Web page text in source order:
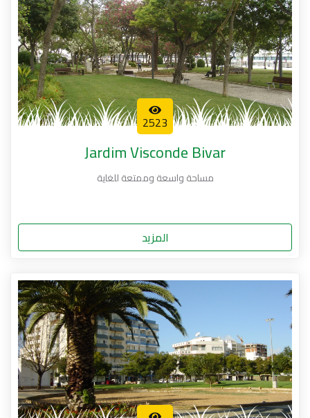
2523
Jardim Visconde Bivar
مساحة واسعة وممتعة للغاية
المزيد